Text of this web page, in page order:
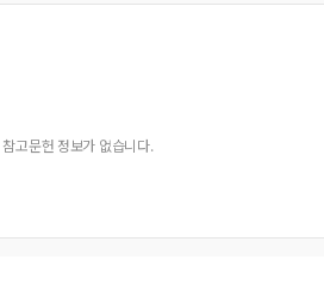
참고문헌 정보가 없습니다.